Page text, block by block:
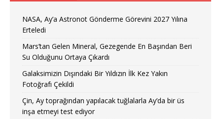
NASA, Ay’a Astronot Gönderme Görevini 2027 Yılına
Erteledi
Mars’tan Gelen Mineral, Gezegende En Başından Beri
Su Olduğunu Ortaya Çıkardı
Galaksimizin Dışındaki Bir Yıldızın İlk Kez Yakın
Fotoğrafı Çekildi
Çin, Ay toprağından yapılacak tuğlalarla Ay’da bir üs
inşa etmeyi test ediyor